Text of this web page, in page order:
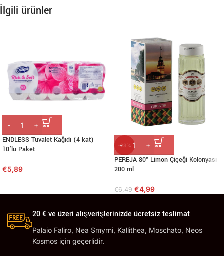
İlgili ürünler
ENDLESS Tuvalet Kağıdı (4 kat)
10’lu Paket
€5,89
-23%
PEREJA 80° Limon Çiçeği Kolonyası
200 ml
€6,49 €4,99
20 € ve üzeri alışverişlerinizde ücretsiz teslimat
Palaio Faliro, Nea Smyrni, Kallithea, Moschato, Neos
Kosmos için geçerlidir.